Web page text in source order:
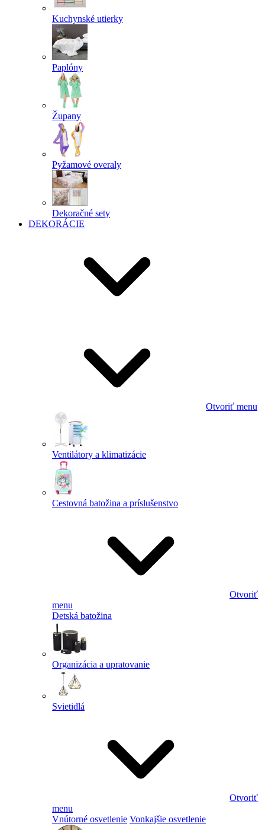
Kuchynské utierky
Paplóny
Župany
Pyžamové overaly
Dekoračné sety
DEKORÁCIE
Otvoriť menu
Ventilátory a klimatizácie
Cestovná batožina a príslušenstvo
Otvoriť
menu
Detská batožina
Organizácia a upratovanie
Svietidlá
Otvoriť
menu
Vnútorné osvetlenie Vonkajšie osvetlenie